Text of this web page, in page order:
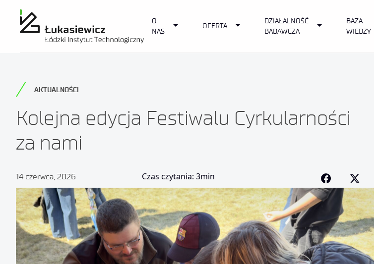
O
NAS
Toggle Dropdown
OFERTA Toggle Dropdown
DZIAŁALNOŚĆ
BADAWCZA
Toggle Dropdown
BAZA
WIEDZY
AKTUALNOŚCI
Kolejna edycja Festiwalu Cyrkularności
za nami
14 czerwca, 2026 Czas czytania: 3min